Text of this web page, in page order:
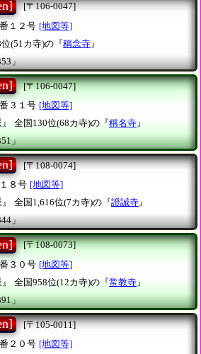
[〒106-0047]
１２号 [地図等]
(51カ寺)の『稱念寺 』
」
[〒106-0047]
３１号 [地図等]
全国130位(68カ寺)の『稱名寺 』
」
[〒108-0074]
８号 [地図等]
全国1,616位(7カ寺)の『證誠寺』
」
[〒108-0073]
３０号 [地図等]
全国958位(12カ寺)の『常教寺 』
」
[〒105-0011]
２０号 [地図等]